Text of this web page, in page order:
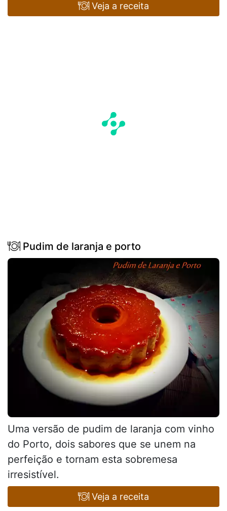
Veja a receita
Pudim de laranja e porto
Uma versão de pudim de laranja com vinho
do Porto, dois sabores que se unem na
perfeição e tornam esta sobremesa
irresistível.
Veja a receita